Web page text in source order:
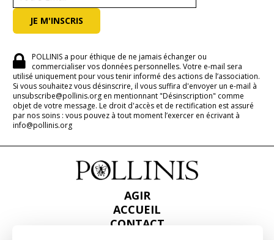
POLLINIS a pour éthique de ne jamais échanger ou
commercialiser vos données personnelles. Votre e-mail sera
utilisé uniquement pour vous tenir informé des actions de l’association.
Si vous souhaitez vous désinscrire, il vous suffira d'envoyer un e-mail à
unsubscribe@pollinis.org en mentionnant "Désinscription" comme
objet de votre message. Le droit d'accès et de rectification est assuré
par nos soins : vous pouvez à tout moment l’exercer en écrivant à
info@pollinis.org
AGIR
ACCUEIL
CONTACT